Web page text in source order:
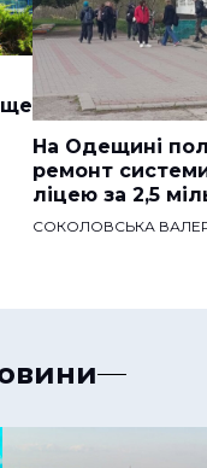
На Одещині
ремонт
ліцею за 2,5
СОКОЛОВСЬКА